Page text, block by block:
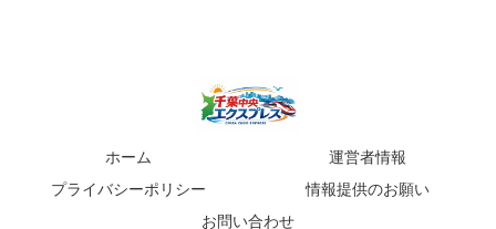
ホーム
運営者情報
プライバシーポリシー
情報提供のお願い
お問い合わせ